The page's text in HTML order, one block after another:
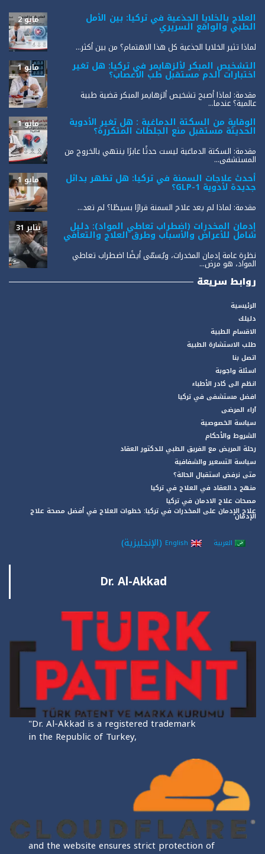
العلاج بالخلايا الجذعية في تركيا: بين الأمل
الطبي والواقع السريري
مايو 2
لماذا تثير الخلايا الجذعية كل هذا الاهتمام؟ من بين أكثر...
التشخيص المبكر لألزهايمر في تركيا: هل تغير
اختبارات الدم مستقبل طب الأعصاب؟
مايو 1
مقدمة: لماذا أصبح تشخيص ألزهايمر المبكر قضية طبية
عالمية؟ عندما...
الوقاية من السكتة الدماغية : هل تغير الأدوية
الحديثة مستقبل منع الجلطات المتكررة؟
مايو 1
مقدمة: السكتة الدماغية ليست حدثًا عابرًا ينتهي بالخروج من
المستشفى...
أحدث علاجات السمنة في تركيا: هل تظهر بدائل
جديدة لأدوية GLP-1؟
مايو 1
مقدمة: لماذا لم يعد علاج السمنة قرارًا بسيطًا؟ لم تعد...
إدمان المخدرات (اضطراب تعاطي المواد): دليل
شامل للأعراض والأسباب وطرق العلاج والتعافي
يناير 31
نظرة عامة إدمان المخدرات، ويُسمّى أيضًا اضطراب تعاطي
المواد، هو مرض...
روابط سريعة
الرئيسية
دليلك
الاقسام الطبية
طلب الاستشارة الطبية
اتصل بنا
اسئلة واجوبة
انظم الى كادر الأطباء
افضل مستشفى في تركيا
آراء المرضى
سياسة الخصوصية
الشروط والأحكام
رحلة المريض مع الفريق الطبي للدكتور العقاد
سياسة التسعير والشفافية
متى نرفض استقبال الحالة؟
منهج د.العقاد في العلاج في تركيا
مصحات علاج الادمان في تركيا
علاج الإدمان على المخدرات في تركيا: خطوات العلاج في أفضل مصحة علاج
الإدمان
العربية English
(الإنجليزية)
Dr. Al-Akkad
"Dr. Al-Akkad is a registered trademark
in the Republic of Turkey,
and the website ensures strict protection of